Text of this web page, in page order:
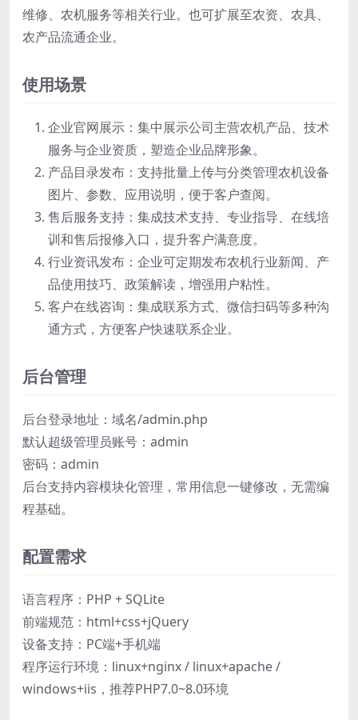
维修、农机服务等相关行业。也可扩展至农资、农具、
农产品流通企业。
使用场景
企业官网展示：集中展示公司主营农机产品、技术
服务与企业资质，塑造企业品牌形象。
产品目录发布：支持批量上传与分类管理农机设备
图片、参数、应用说明，便于客户查阅。
售后服务支持：集成技术支持、专业指导、在线培
训和售后报修入口，提升客户满意度。
行业资讯发布：企业可定期发布农机行业新闻、产
品使用技巧、政策解读，增强用户粘性。
客户在线咨询：集成联系方式、微信扫码等多种沟
通方式，方便客户快速联系企业。
后台管理
后台登录地址：域名/admin.php
默认超级管理员账号：admin
密码：admin
后台支持内容模块化管理，常用信息一键修改，无需编
程基础。
配置需求
语言程序：PHP + SQLite
前端规范：html+css+jQuery
设备支持：PC端+手机端
程序运行环境：linux+nginx / linux+apache /
windows+iis，推荐PHP7.0~8.0环境